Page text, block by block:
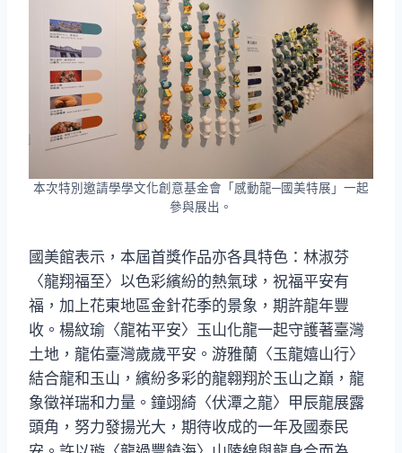
本次特別邀請學學文化創意基金會「感動龍─國美特展」一起
參與展出。
國美館表示，本屆首獎作品亦各具特色：林淑芬
〈龍翔福至〉以色彩繽紛的熱氣球，祝福平安有
福，加上花東地區金針花季的景象，期許龍年豐
收。楊紋瑜〈龍祐平安〉玉山化龍一起守護著臺灣
土地，龍佑臺灣歲歲平安。游雅蘭〈玉龍嬉山行〉
結合龍和玉山，繽紛多彩的龍翱翔於玉山之巔，龍
象徵祥瑞和力量。鐘翊綺〈伏潭之龍〉甲辰龍展露
頭角，努力發揚光大，期待收成的一年及國泰民